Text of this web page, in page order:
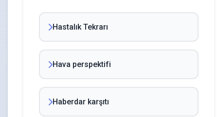
Hastalık Tekrarı
Hava perspektifi
Haberdar karşıtı